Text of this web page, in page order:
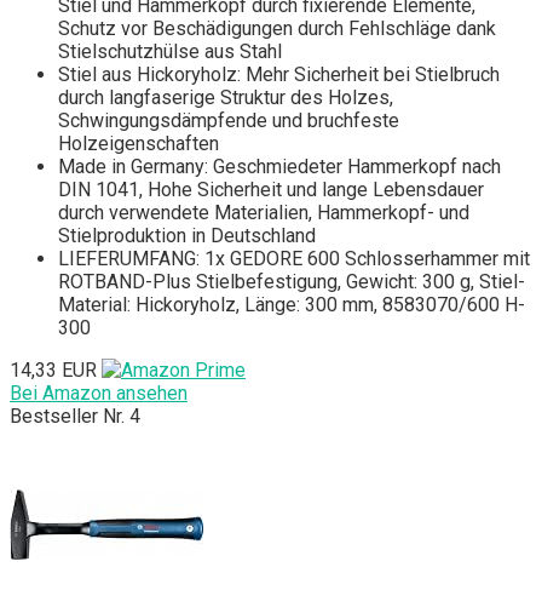
Stiel und Hammerkopf durch fixierende Elemente,
Schutz vor Beschädigungen durch Fehlschläge dank
Stielschutzhülse aus Stahl
Stiel aus Hickoryholz: Mehr Sicherheit bei Stielbruch
durch langfaserige Struktur des Holzes,
Schwingungsdämpfende und bruchfeste
Holzeigenschaften
Made in Germany: Geschmiedeter Hammerkopf nach
DIN 1041, Hohe Sicherheit und lange Lebensdauer
durch verwendete Materialien, Hammerkopf- und
Stielproduktion in Deutschland
LIEFERUMFANG: 1x GEDORE 600 Schlosserhammer mit
ROTBAND-Plus Stielbefestigung, Gewicht: 300 g, Stiel-
Material: Hickoryholz, Länge: 300 mm, 8583070/600 H-
300
14,33 EUR
Bei Amazon ansehen
Bestseller Nr. 4